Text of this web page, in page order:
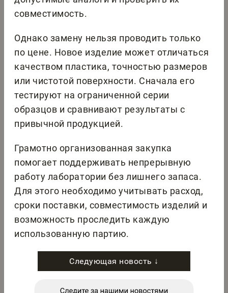
совместимость.
Однако замену нельзя проводить только
по цене. Новое изделие может отличаться
качеством пластика, точностью размеров
или чистотой поверхности. Сначала его
тестируют на ограниченной серии
образцов и сравнивают результаты с
привычной продукцией.
Грамотно организованная закупка
помогает поддерживать непрерывную
работу лаборатории без лишнего запаса.
Для этого необходимо учитывать расход,
сроки поставки, совместимость изделий и
возможность проследить каждую
использованную партию.
Следующая новость ↓